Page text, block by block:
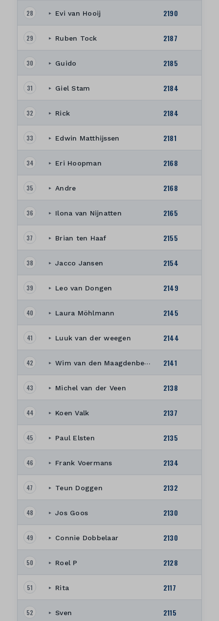
28 ▸ Evi van Hooij 2190
29 ▸ Ruben Tock 2187
30 ▸ Guido 2185
31 ▸ Giel Stam 2184
32 ▸ Rick 2184
33 ▸ Edwin Matthijssen 2181
34 ▸ Eri Hoopman 2168
35 ▸ Andre 2168
36 ▸ Ilona van Nijnatten 2165
37 ▸ Brian ten Haaf 2155
38 ▸ Jacco Jansen 2154
39 ▸ Leo van Dongen 2149
40 ▸ Laura Möhlmann 2145
41 ▸ Luuk van der weegen 2144
42 ▸ Wim van den Maagdenberg 2141
43 ▸ Michel van der Veen 2138
44 ▸ Koen Valk 2137
45 ▸ Paul Elsten 2135
46 ▸ Frank Voermans 2134
47 ▸ Teun Doggen 2132
48 ▸ Jos Goos 2130
49 ▸ Connie Dobbelaar 2130
50 ▸ Roel P 2128
51 ▸ Rita 2117
52 ▸ Sven 2115